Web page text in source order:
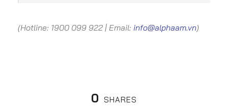
(Hotline: 1900 099 922 | Email: info@alphaam.vn)
0 SHARES